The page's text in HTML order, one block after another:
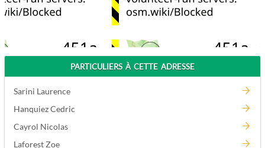
PARTICULIERS À CETTE ADRESSE
Sarini Laurence
Hanquiez Cedric
Cayrol Nicolas
Laforest Zoe